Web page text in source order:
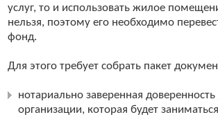
услуг, то и использовать жилое
нельзя, поэтому его необходимо
фонд.
Для этого требует собрать пакет
нотариально заверенная доверенность
организации, которая будет